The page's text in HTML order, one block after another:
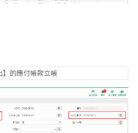
】的應付帳款立帳